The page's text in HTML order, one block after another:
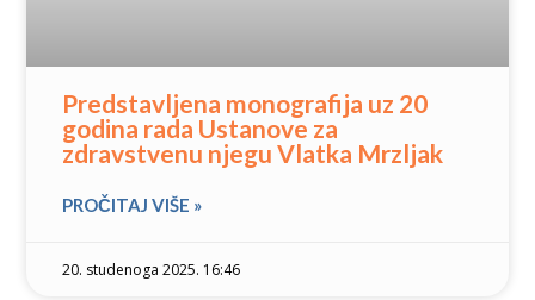
Predstavljena monografija uz 20
godina rada Ustanove za
zdravstvenu njegu Vlatka Mrzljak
PROČITAJ VIŠE »
20. studenoga 2025. 16:46